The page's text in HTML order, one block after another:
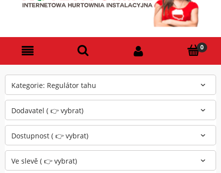
Kategorie: Regulátor tahu
Dodavatel ( 👉 vybrat)
Dostupnost ( 👉 vybrat)
Ve slevě ( 👉 vybrat)